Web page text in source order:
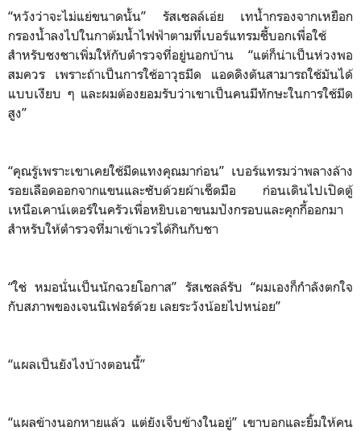
“หวังว่าจะไม่แย่ขนาดนั้น” รัสเซลล์เอ่ย เทน้ำกรองจากเหยือก
กรองน้ำลงไปในกาต้มน้ำไฟฟ้าตามที่เบอร์แทรมชี้บอกเพื่อใช้
สำหรับชงชาเพิ่มให้กับตำรวจที่อยู่นอกบ้าน “แต่ก็น่าเป็นห่วงพอ
สมควร เพราะถ้าเป็นการใช้อาวุธมีด แอดดิงตันสามารถใช้มันได้
แบบเงียบ ๆ และผมต้องยอมรับว่าเขาเป็นคนมีทักษะในการใช้มีด
สูง”
“คุณรู้เพราะเขาเคยใช้มีดแทงคุณมาก่อน” เบอร์แทรมว่าพลางล้าง
รอยเลือดออกจากแขนและซับด้วยผ้าเช็ดมือ ก่อนเดินไปเปิดตู้
เหนือเคาน์เตอร์ในครัวเพื่อหยิบเอาขนมปังกรอบและคุกกี้ออกมา
สำหรับให้ตำรวจที่มาเข้าเวรได้กินกับชา
“ใช่ หมอนั่นเป็นนักฉวยโอกาส” รัสเซลล์รับ “ผมเองก็กำลังตกใจ
กับสภาพของเจนนิเฟอร์ด้วย เลยระวังน้อยไปหน่อย”
“แผลเป็นยังไงบ้างตอนนี้”
“แผลข้างนอกหายแล้ว แต่ยังเจ็บข้างในอยู่” เขาบอกและยิ้มให้คน